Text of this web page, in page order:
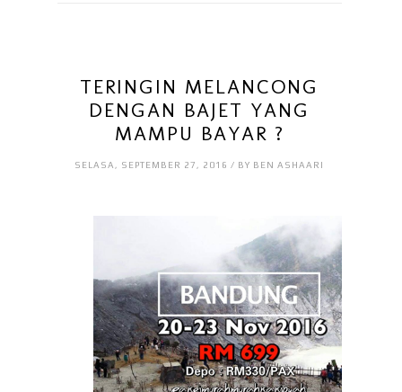
TERINGIN MELANCONG
DENGAN BAJET YANG
MAMPU BAYAR ?
SELASA, SEPTEMBER 27, 2016 / BY BEN ASHAARI